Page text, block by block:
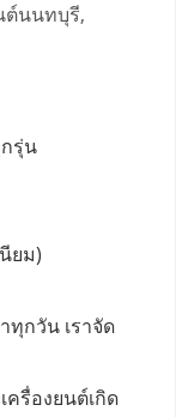
ต์นนทบุรี,
รุ่น
ยม)
ทุกวัน เราจัด
รื่องยนต์เกิด